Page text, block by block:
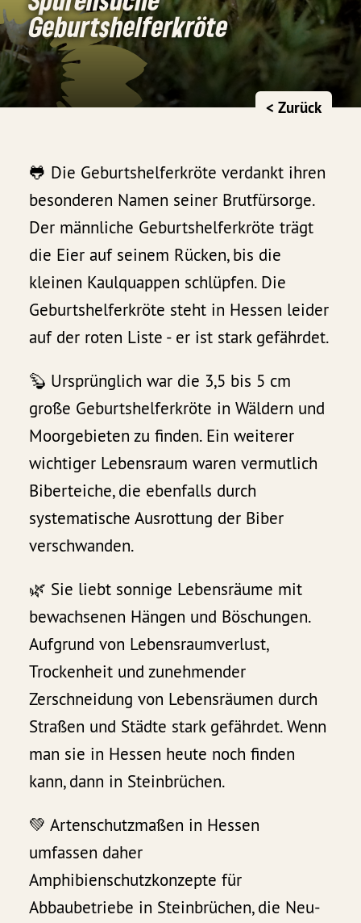
Geburtshelferkröte
< Zurück
🐸 Die Geburtshelferkröte verdankt ihren
besonderen Namen seiner Brutfürsorge.
Der männliche Geburtshelferkröte trägt
die Eier auf seinem Rücken, bis die
kleinen Kaulquappen schlüpfen. Die
Geburtshelferkröte steht in Hessen leider
auf der roten Liste - er ist stark gefährdet.
🦫 Ursprünglich war die 3,5 bis 5 cm
große Geburtshelferkröte in Wäldern und
Moorgebieten zu finden. Ein weiterer
wichtiger Lebensraum waren vermutlich
Biberteiche, die ebenfalls durch
systematische Ausrottung der Biber
verschwanden.
🌿 Sie liebt sonnige Lebensräume mit
bewachsenen Hängen und Böschungen.
Aufgrund von Lebensraumverlust,
Trockenheit und zunehmender
Zerschneidung von Lebensräumen durch
Straßen und Städte stark gefährdet. Wenn
man sie in Hessen heute noch finden
kann, dann in Steinbrüchen.
💚 Artenschutzmaßen in Hessen
umfassen daher
Amphibienschutzkonzepte für
Abbaubetriebe in Steinbrüchen, die Neu-